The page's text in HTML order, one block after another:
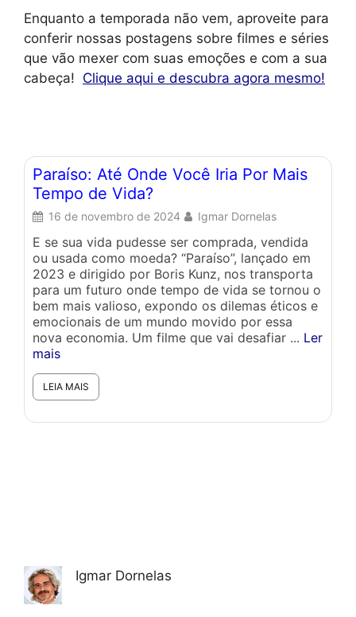
Enquanto a temporada não vem, aproveite para
conferir nossas postagens sobre filmes e séries
que vão mexer com suas emoções e com a sua
cabeça! Clique aqui e descubra agora mesmo!
Paraíso: Até Onde Você Iria Por Mais
Tempo de Vida?
16 de novembro de 2024 Igmar Dornelas
E se sua vida pudesse ser comprada, vendida
ou usada como moeda? “Paraíso”, lançado em
2023 e dirigido por Boris Kunz, nos transporta
para um futuro onde tempo de vida se tornou o
bem mais valioso, expondo os dilemas éticos e
emocionais de um mundo movido por essa
nova economia. Um filme que vai desafiar ... Ler
mais
LEIA MAIS
Igmar Dornelas